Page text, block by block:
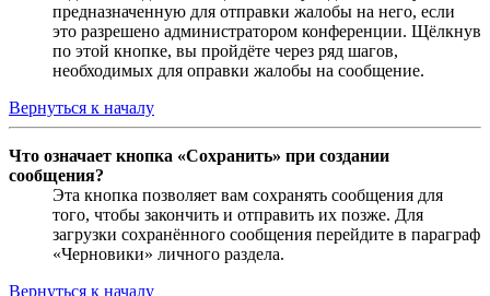
предназначенную для отправки жалобы на него, если
это разрешено администратором конференции. Щёлкнув
по этой кнопке, вы пройдёте через ряд шагов,
необходимых для оправки жалобы на сообщение.
Вернуться к началу
Что означает кнопка «Сохранить» при создании
сообщения?
Эта кнопка позволяет вам сохранять сообщения для
того, чтобы закончить и отправить их позже. Для
загрузки сохранённого сообщения перейдите в параграф
«Черновики» личного раздела.
Вернуться к началу